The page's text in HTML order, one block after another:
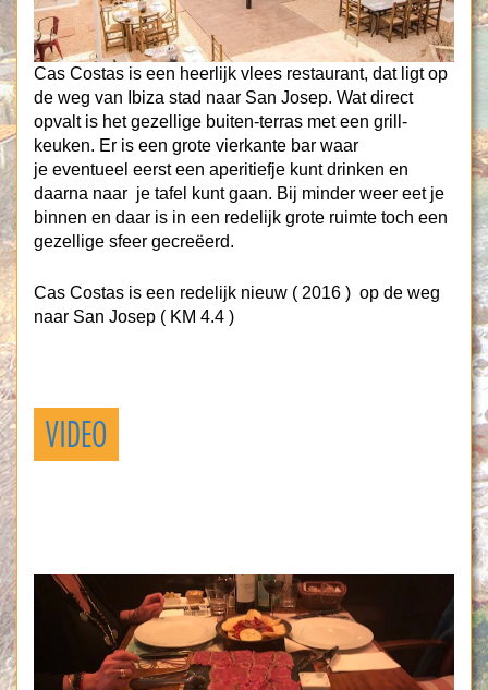
Cas Costas is een heerlijk vlees restaurant, dat ligt op
de weg van Ibiza stad naar San Josep. Wat direct
opvalt is het gezellige buiten-terras met een grill-
keuken. Er is een grote vierkante bar waar
je eventueel eerst een aperitiefje kunt drinken en
daarna naar je tafel kunt gaan. Bij minder weer eet je
binnen en daar is in een redelijk grote ruimte toch een
gezellige sfeer gecreëerd.
Cas Costas is een redelijk nieuw ( 2016 ) op de weg
naar San Josep ( KM 4.4 )
VIDEO